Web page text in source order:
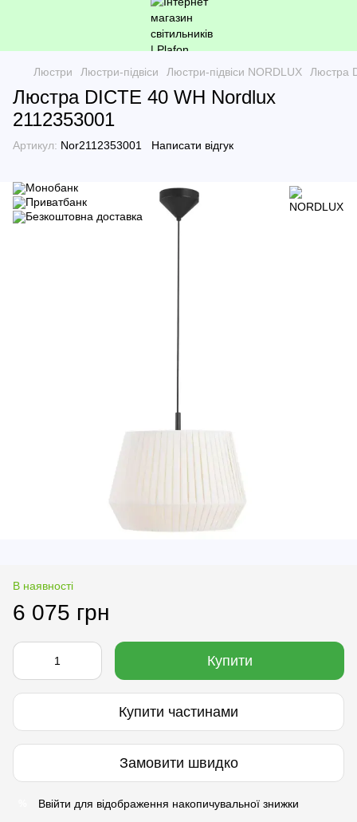
Люстри Люстри-підвіси Люстри-підвіси NORDLUX Люстра
Люстра DICTE 40 WH Nordlux
2112353001
Артикул: Nor2112353001 Написати відгук
В наявності
6 075 грн
Купити
Купити частинами
Замовити швидко
Ввійти для відображення накопичувальної знижки